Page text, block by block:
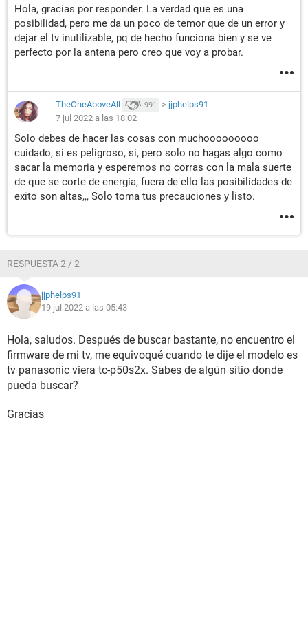
Hola, gracias por responder. La verdad que es una
posibilidad, pero me da un poco de temor que de un error y
dejar el tv inutilizable, pq de hecho funciona bien y se ve
perfecto por la antena pero creo que voy a probar.
TheOneAboveAll 991 > jjphelps91
7 jul 2022 a las 18:02
Solo debes de hacer las cosas con muchooooooooo
cuidado, si es peligroso, si, pero solo no hagas algo como
sacar la memoria y esperemos no corras con la mala suerte
de que se corte de energía, fuera de ello las posibilidades de
exito son altas,,, Solo toma tus precauciones y listo.
RESPUESTA 2 / 2
jjphelps91
19 jul 2022 a las 05:43
Hola, saludos. Después de buscar bastante, no encuentro el
firmware de mi tv, me equivoqué cuando te dije el modelo es
tv panasonic viera tc-p50s2x. Sabes de algún sitio donde
pueda buscar?
Gracias